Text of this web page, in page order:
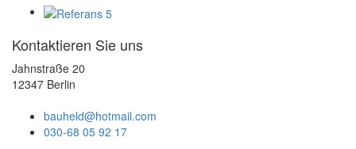
Kontaktieren Sie uns
Jahnstraße 20
12347 Berlin
bauheld@hotmail.com
030-68 05 92 17